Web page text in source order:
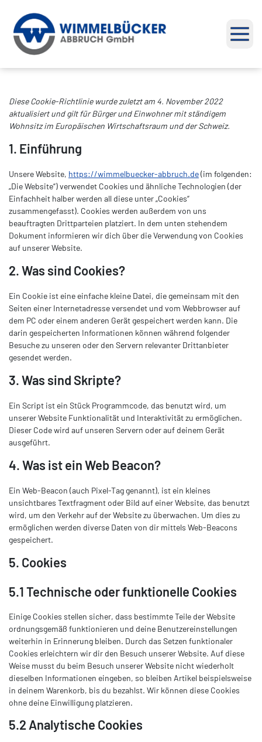
Diese Cookie-Richtlinie wurde zuletzt am 4. November 2022
aktualisiert und gilt für Bürger und Einwohner mit ständigem
Wohnsitz im Europäischen Wirtschaftsraum und der Schweiz.
1. Einführung
Unsere Website, https://wimmelbuecker-abbruch.de(im folgenden:
„Die Website“) verwendet Cookies und ähnliche Technologien (der
Einfachheit halber werden all diese unter „Cookies“
zusammengefasst). Cookies werden außerdem von uns
beauftragten Drittparteien platziert. In dem unten stehendem
Dokument informieren wir dich über die Verwendung von Cookies
auf unserer Website.
2. Was sind Cookies?
Ein Cookie ist eine einfache kleine Datei, die gemeinsam mit den
Seiten einer Internetadresse versendet und vom Webbrowser auf
dem PC oder einem anderen Gerät gespeichert werden kann. Die
darin gespeicherten Informationen können während folgender
Besuche zu unseren oder den Servern relevanter Drittanbieter
gesendet werden.
3. Was sind Skripte?
Ein Script ist ein Stück Programmcode, das benutzt wird, um
unserer Website Funktionalität und Interaktivität zu ermöglichen.
Dieser Code wird auf unseren Servern oder auf deinem Gerät
ausgeführt.
4. Was ist ein Web Beacon?
Ein Web-Beacon (auch Pixel-Tag genannt), ist ein kleines
unsichtbares Textfragment oder Bild auf einer Website, das benutzt
wird, um den Verkehr auf der Website zu überwachen. Um dies zu
ermöglichen werden diverse Daten von dir mittels Web-Beacons
gespeichert.
5. Cookies
5.1 Technische oder funktionelle Cookies
Einige Cookies stellen sicher, dass bestimmte Teile der Website
ordnungsgemäß funktionieren und deine Benutzereinstellungen
weiterhin in Erinnerung bleiben. Durch das Setzen funktionaler
Cookies erleichtern wir dir den Besuch unserer Website. Auf diese
Weise musst du beim Besuch unserer Website nicht wiederholt
dieselben Informationen eingeben, so bleiben Artikel beispielsweise
in deinem Warenkorb, bis du bezahlst. Wir können diese Cookies
ohne deine Einwilligung platzieren.
5.2 Analytische Cookies